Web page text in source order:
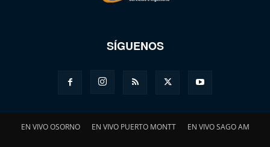
SÍGUENOS
EN VIVO OSORNO EN VIVO PUERTO MONTT EN VIVO SAGO AM